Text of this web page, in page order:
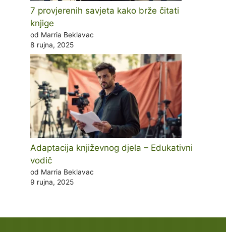
7 provjerenih savjeta kako brže čitati
knjige
od Marria Beklavac
8 rujna, 2025
Adaptacija književnog djela – Edukativni
vodič
od Marria Beklavac
9 rujna, 2025